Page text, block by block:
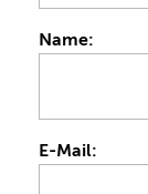
Name:
E-Mail: